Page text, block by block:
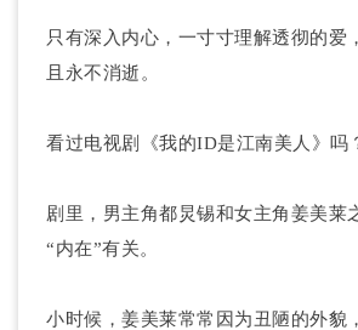
只有深入内心，一寸寸理解透彻的爱
且永不消逝。
看过电视剧《我的ID是江南美人》吗
剧里，男主角都炅锡和女主角姜美莱
“内在”有关。
小时候，姜美莱常常因为丑陋的外貌